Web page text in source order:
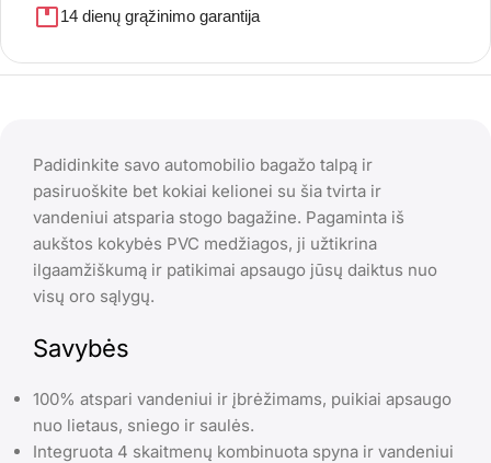
14 dienų grąžinimo garantija
Padidinkite savo automobilio bagažo talpą ir
pasiruoškite bet kokiai kelionei su šia tvirta ir
vandeniui atsparia stogo bagažine. Pagaminta iš
aukštos kokybės PVC medžiagos, ji užtikrina
ilgaamžiškumą ir patikimai apsaugo jūsų daiktus nuo
visų oro sąlygų.
Savybės
100% atspari vandeniui ir įbrėžimams, puikiai apsaugo
nuo lietaus, sniego ir saulės.
Integruota 4 skaitmenų kombinuota spyna ir vandeniui